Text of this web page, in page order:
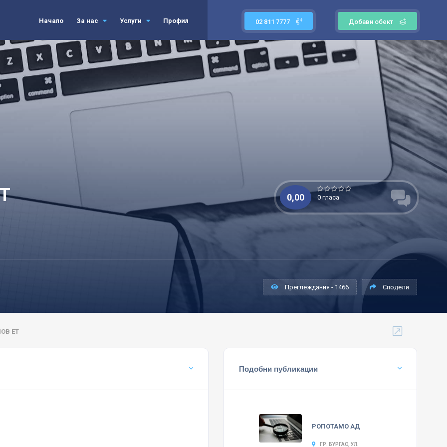
Добави обект
02 811 7777
Начало За нас Услуги Профил
0,00 0 гласа
Преглеждания - 1466 Сподели
ЕТ
Подобни публикации
РОПОТАМО АД
ГР. БУРГАС, УЛ.